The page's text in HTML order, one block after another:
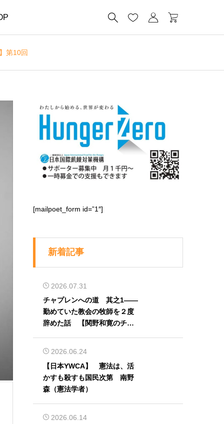
   
第10回
[mailpoet_form id=”1″]
新着記事
2026.07.31
チャプレンへの道 其之1――
勤めていた教会の牧師を２度
辞めた話 【関野和寛のチャ
2026.06.24
【日本YWCA】 憲法は、活
かすも殺すも国民次第 南野
森（憲法学者）
2026.06.14